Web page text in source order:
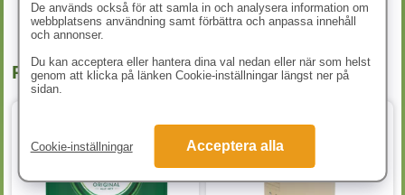
Populära produkter
De används också för att samla in och analysera information om
webbplatsens användning samt förbättra och anpassa innehåll
och annonser.
Du kan acceptera eller hantera dina val nedan eller när som helst
genom att klicka på länken Cookie-inställningar längst ner på
sidan.
Cookie-inställningar Acceptera alla